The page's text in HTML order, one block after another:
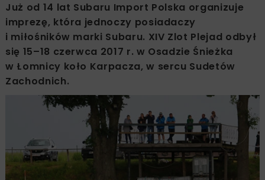
Już od 14 lat Subaru Import Polska organizuje
imprezę, która jednoczy posiadaczy
i miłośników marki Subaru. XIV Zlot Plejad odbył
się 15–18 czerwca 2017 r. w Osadzie Śnieżka
w Łomnicy koło Karpacza, w sercu Sudetów
Zachodnich.